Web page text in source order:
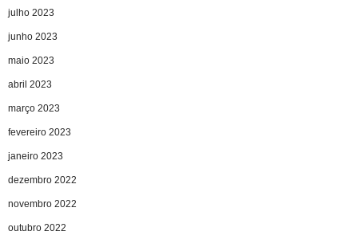
julho 2023
junho 2023
maio 2023
abril 2023
março 2023
fevereiro 2023
janeiro 2023
dezembro 2022
novembro 2022
outubro 2022